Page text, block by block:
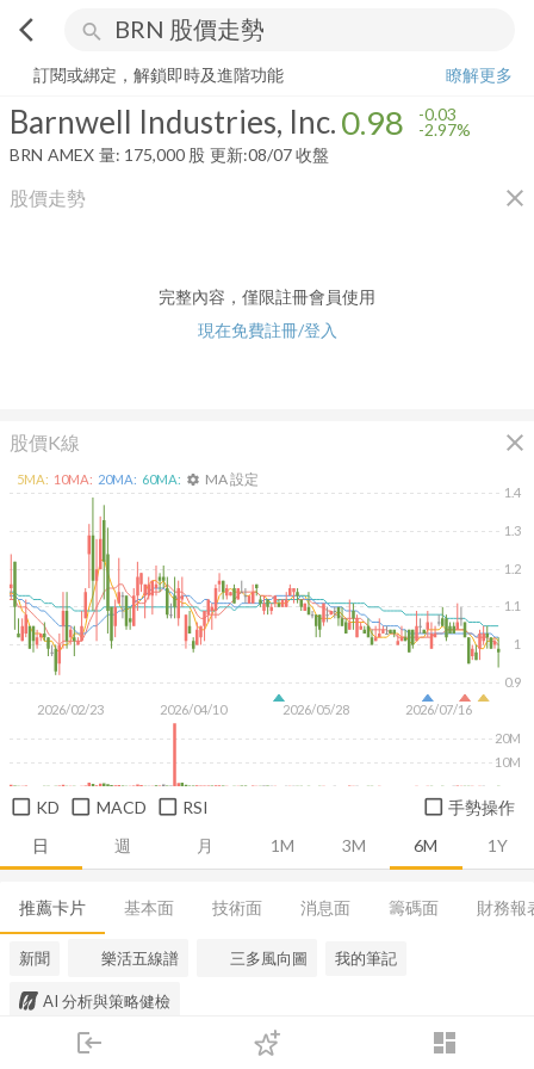
arrow_back_ios search
login dashboard
下單
Barnwell Industries, Inc. 0.98-2.97%
訂閱或綁定，解鎖即時及進階功能
瞭解更多
Barnwell Industries, Inc.0.98 -0.03
-2.97%
BRN AMEX 量: 175,000 股 更新:08/07 收盤
股價走勢 close
完整內容，僅限註冊會員使用
現在免費註冊/登入
股價K線 close
日 週 月 1M 3M 6M 1Y
2026/02/23 2026/04/10 2026/05/28 2026/07/16
0.9
1
1.1
1.2
1.3
1.4
10M
20M
5MA: 10MA: 20MA: 60MA: settings MA 設定
KD MACD RSI 手勢操作
推薦卡片 基本面 技術面 消息面 籌碼面 財務報
新聞 樂活五線譜 三多風向圖 我的筆記
AI 分析與策略健檢